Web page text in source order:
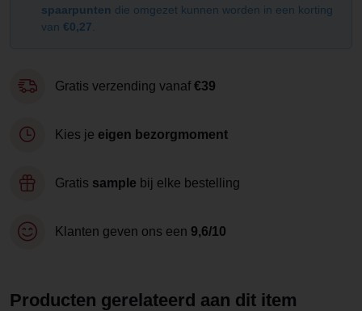
spaarpunten die omgezet kunnen worden in een korting
van €0,27
Gratis verzending vanaf €39
Kies je eigen bezorgmoment
Gratis sample bij elke bestelling
Klanten geven ons een 9,6/10
Producten gerelateerd aan dit item